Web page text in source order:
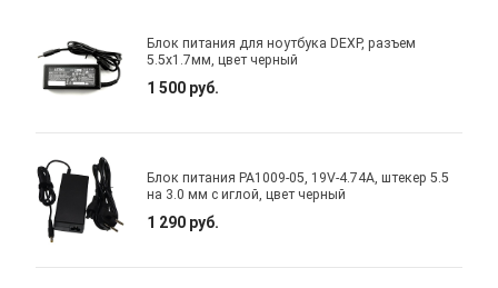
Блок питания для ноутбука DEXP, разъем
5.5x1.7мм, цвет черный
1 500 руб.
Блок питания PA1009-05, 19V-4.74A, штекер 5.5
на 3.0 мм с иглой, цвет черный
1 290 руб.